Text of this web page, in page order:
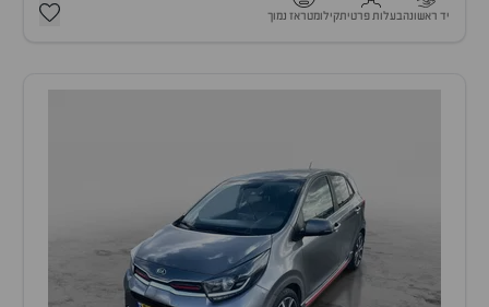
יד ראשונהבעלות פרטיתקילומטראז נמוך